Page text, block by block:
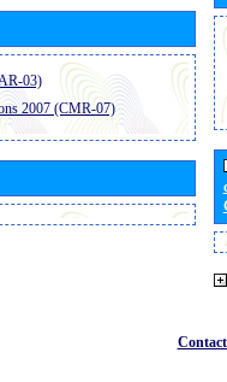
03)
2007 (CMR-07)